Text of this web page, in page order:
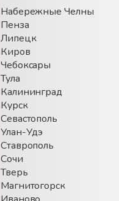
Набережные Челны
Пенза
Липецк
Киров
Чебоксары
Тула
Калининград
Курск
Севастополь
Улан-Удэ
Ставрополь
Сочи
Тверь
Магнитогорск